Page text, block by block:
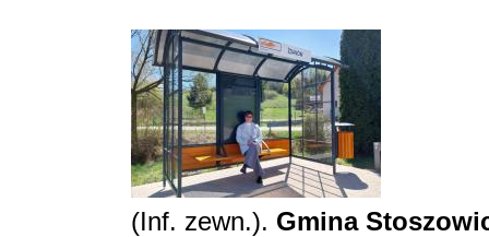
(Inf. zewn.). Gmina